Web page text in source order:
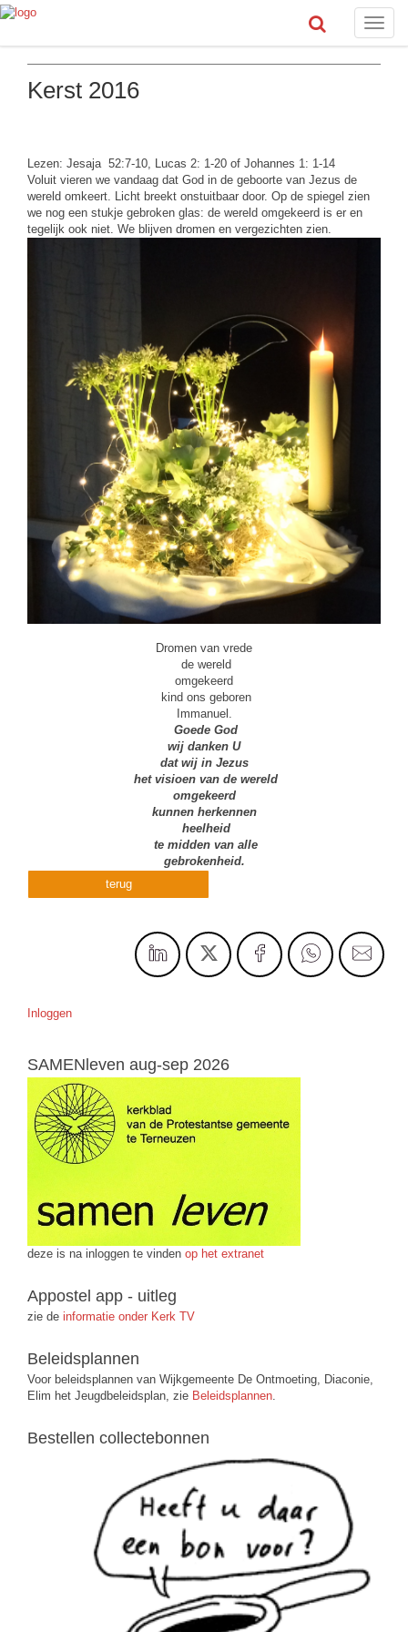
Toggle
Kerst 2016
Lezen: Jesaja 52:7-10, Lucas 2: 1-20 of Johannes 1: 1-14
Voluit vieren we vandaag dat God in de geboorte van Jezus de
wereld omkeert. Licht breekt onstuitbaar door. Op de spiegel zien
we nog een stukje gebroken glas: de wereld omgekeerd is er en
tegelijk ook niet. We blijven dromen en vergezichten zien.
Dromen van vrede
de wereld
omgekeerd
kind ons geboren
Immanuel.
Goede God
wij danken U
dat wij in Jezus
het visioen van de wereld
omgekeerd
kunnen herkennen
heelheid
te midden van alle
gebrokenheid.
terug
Inloggen
SAMENleven aug-sep 2026
deze is na inloggen te vinden op het extranet
Appostel app - uitleg
zie de informatie onder Kerk TV
Beleidsplannen
Voor beleidsplannen van Wijkgemeente De Ontmoeting, Diaconie,
Elim het Jeugdbeleidsplan, zie Beleidsplannen.
Bestellen collectebonnen